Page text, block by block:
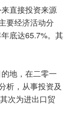
直接投资来源
要经济活动分
底达65.7%。其
地，在二零一
析，从事投资及
次为进出口贸